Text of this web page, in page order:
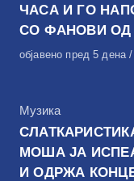
ЧАСА И ГО
СО ФАНОВИ ОД
Објавено
објавено пред 5 дена
КАтегорија
Музика
МОША ЈА
И ОДРЖА